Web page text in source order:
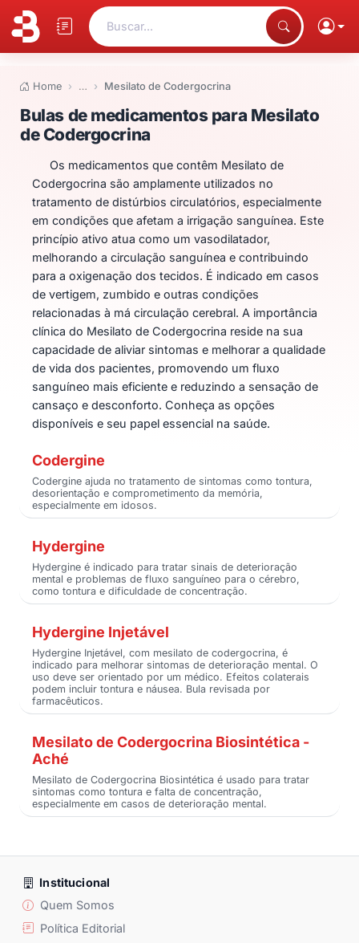
Buscar...
Home … Mesilato de Codergocrina
Bulas de medicamentos para
Bulas de medicamentos para Mesilato
de Codergocrina
Os medicamentos que contêm Mesilato de
Codergocrina são amplamente utilizados no
tratamento de distúrbios circulatórios, especialmente
em condições que afetam a irrigação sanguínea. Este
princípio ativo atua como um vasodilatador,
melhorando a circulação sanguínea e contribuindo
para a oxigenação dos tecidos. É indicado em casos
de vertigem, zumbido e outras condições
relacionadas à má circulação cerebral. A importância
clínica do Mesilato de Codergocrina reside na sua
capacidade de aliviar sintomas e melhorar a qualidade
de vida dos pacientes, promovendo um fluxo
sanguíneo mais eficiente e reduzindo a sensação de
cansaço e desconforto. Conheça as opções
disponíveis e seu papel essencial na saúde.
Codergine
Codergine ajuda no tratamento de sintomas como tontura,
desorientação e comprometimento da memória,
especialmente em idosos.
Hydergine
Hydergine é indicado para tratar sinais de deterioração
mental e problemas de fluxo sanguíneo para o cérebro,
como tontura e dificuldade de concentração.
Hydergine Injetável
Hydergine Injetável, com mesilato de codergocrina, é
indicado para melhorar sintomas de deterioração mental. O
uso deve ser orientado por um médico. Efeitos colaterais
podem incluir tontura e náusea. Bula revisada por
farmacêuticos.
Mesilato de Codergocrina Biosintética -
Aché
Mesilato de Codergocrina Biosintética é usado para tratar
sintomas como tontura e falta de concentração,
especialmente em casos de deterioração mental.
Institucional
Quem Somos
Política Editorial